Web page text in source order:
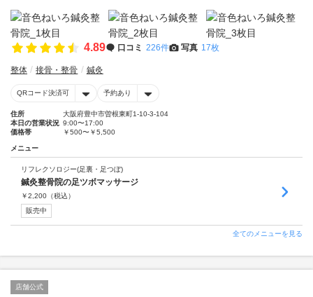
4.89 口コミ 226件 写真 17枚
整体 接骨・整骨 鍼灸
QRコード決済可 予約あり
住所
大阪府豊中市曽根東町1-10-3-104
本日の営業状況 9:00〜17:00
価格帯
￥500〜￥5,500
メニュー
リフレクソロジー(足裏・足つぼ)
鍼灸整骨院の足ツボマッサージ
￥2,200 （税込）
販売中
全てのメニューを見る
店舗公式